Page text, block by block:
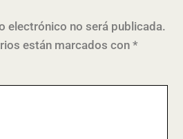
electrónico no será publicada.
están marcados con*